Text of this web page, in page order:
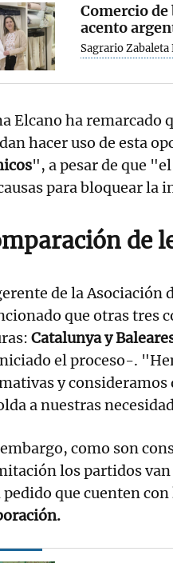
Comercio
acento
Sagrario Zabaleta
Elcano ha remarcado
hacer uso de esta
", a pesar de que
para bloquear la
de
de la Asociación
que otras tres
Catalunya y
el proceso-.
y consideramos
a nuestras
como son
los partidos
pedido que cuenten con